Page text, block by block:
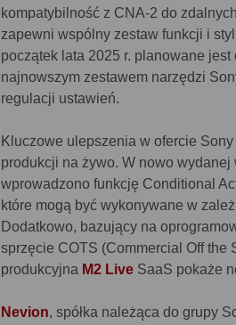
kompatybilność z CNA-2 do
zapewni wspólny zestaw funkcji i
początek lata 2025 r. planowane
najnowszym zestawem narzędzi
regulacji ustawień.
Kluczowe ulepszenia w ofercie
produkcji na żywo. W nowo
wprowadzono funkcję Conditional
które mogą być wykonywane w
Dodatkowo, bazujący na
sprzęcie COTS (Commercial Off the
produkcyjna M2 Live SaaS pokaże
Nevion, spółka należąca do grupy